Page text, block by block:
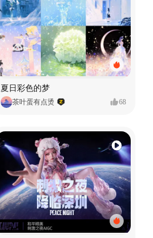
夏日彩色的梦
茶叶蛋有点烫 68